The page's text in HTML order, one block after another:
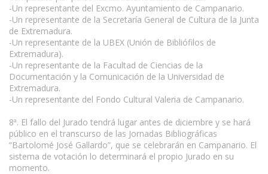
-Un representante del Excmo. Ayuntamiento de Campanario.
-Un representante de la Secretaría General de Cultura de la Junta
de Extremadura.
-Un representante de la UBEX (Unión de Bibliófilos de
Extremadura).
-Un representante de la Facultad de Ciencias de la
Documentación y la Comunicación de la Universidad de
Extremadura.
-Un representante del Fondo Cultural Valeria de Campanario.
8ª. El fallo del Jurado tendrá lugar antes de diciembre y se hará
público en el transcurso de las Jornadas Bibliográficas
“Bartolomé José Gallardo”, que se celebrarán en Campanario. El
sistema de votación lo determinará el propio Jurado en su
momento.